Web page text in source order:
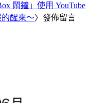
鬧鐘」使用 YouTube
醒來～〉發佈留言